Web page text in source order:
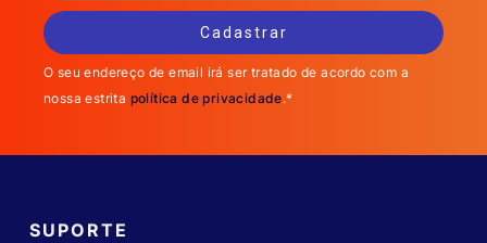
O seu endereço de email irá ser tratado de acordo com a
nossa estrita política de privacidade.*
SUPORTE